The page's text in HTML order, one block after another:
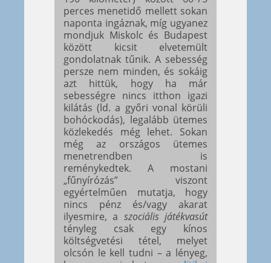
perces menetidő mellett sokan
naponta ingáznak, míg ugyanez
mondjuk Miskolc és Budapest
között kicsit elvetemült
gondolatnak tűnik. A sebesség
persze nem minden, és sokáig
azt hittük, hogy ha már
sebességre nincs itthon igazi
kilátás (ld. a győri vonal körüli
bohóckodás), legalább ütemes
közlekedés még lehet. Sokan
még az országos ütemes
menetrendben is
reménykedtek. A mostani
„fűnyírózás” viszont
egyértelműen mutatja, hogy
nincs pénz és/vagy akarat
ilyesmire, a szociális játékvasút
tényleg csak egy kínos
költségvetési tétel, melyet
olcsón le kell tudni – a lényeg,